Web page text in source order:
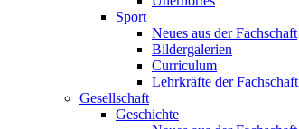
Sport
Neues aus der Fachschaft
Bildergalerien
Curriculum
Lehrkräfte der Fachschaft
Gesellschaft
Geschichte